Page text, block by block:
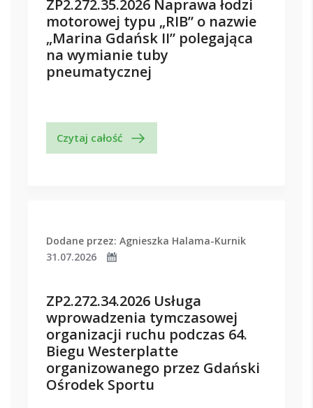
ZP2.272.35.2026 Naprawa łodzi
motorowej typu „RIB” o nazwie
„Marina Gdańsk II” polegająca
na wymianie tuby
pneumatycznej
Czytaj całość
Dodane przez: Agnieszka Halama-Kurnik
31.07.2026
ZP2.272.34.2026 Usługa
wprowadzenia tymczasowej
organizacji ruchu podczas 64.
Biegu Westerplatte
organizowanego przez Gdański
Ośrodek Sportu